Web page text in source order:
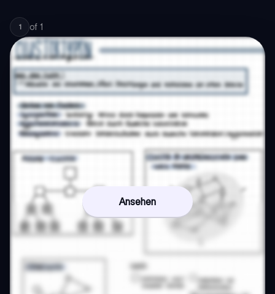
1 of 1
Ansehen